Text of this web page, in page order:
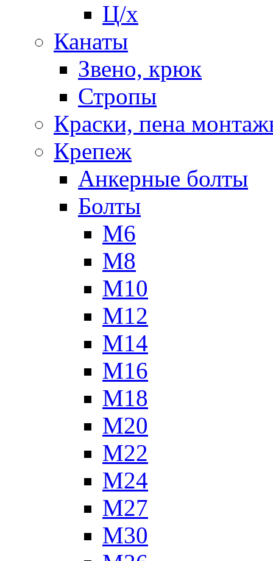
Ц/х
Канаты
Звено, крюк
Стропы
Краски, пена
Крепеж
Анкерные болты
Болты
М6
М8
М10
М12
М14
М16
М18
М20
М22
М24
М27
М30